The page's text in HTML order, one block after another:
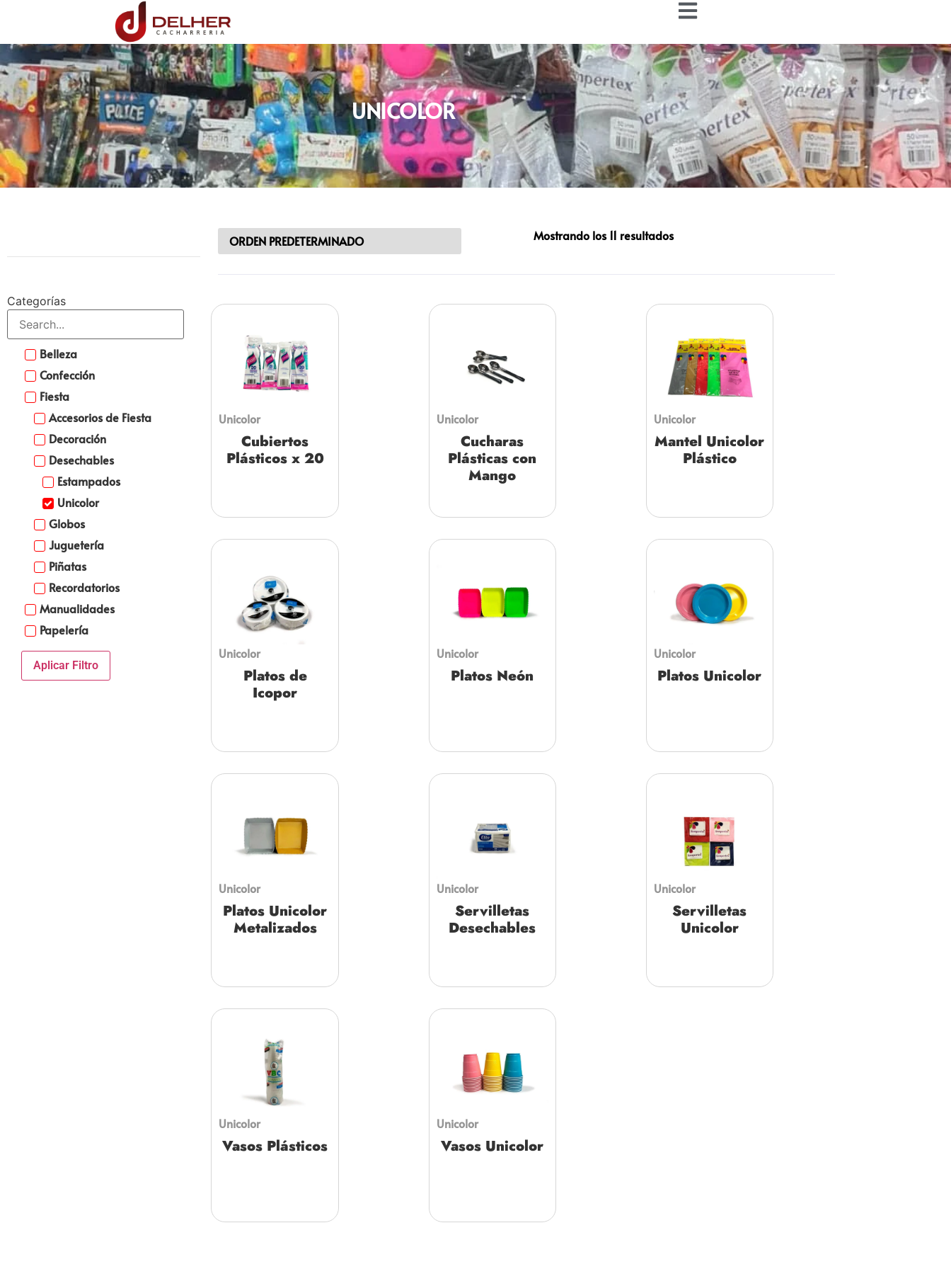
UNICOLOR
Categorías
Belleza
Confección
Fiesta
Accesorios de Fiesta
Decoración
Desechables
Estampados
Unicolor
Globos
Juguetería
Piñatas
Recordatorios
Manualidades
Papelería
Aplicar Filtro
Mostrando los 11 resultados
Unicolor
Cubiertos
Plásticos x 20
Unicolor
Cucharas
Plásticas con
Mango
Unicolor
Mantel Unicolor
Plástico
Unicolor
Platos de
Icopor
Unicolor
Platos Neón
Unicolor
Platos Unicolor
Unicolor
Platos Unicolor
Metalizados
Unicolor
Servilletas
Desechables
Unicolor
Servilletas
Unicolor
Unicolor
Vasos Plásticos
Unicolor
Vasos Unicolor